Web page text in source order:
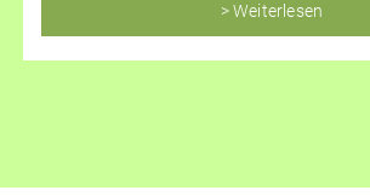
> Weiterlesen